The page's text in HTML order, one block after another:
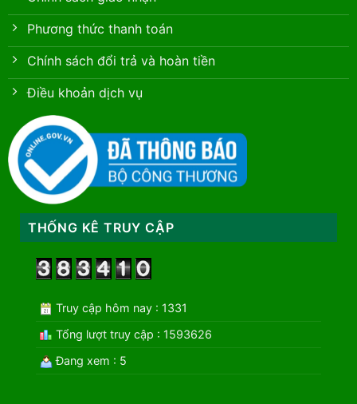
Phương thức thanh toán
Chính sách đổi trả và hoàn tiền
Điều khoản dịch vụ
THỐNG KÊ TRUY CẬP
Truy cập hôm nay : 1331
Tổng lượt truy cập : 1593626
Đang xem : 5